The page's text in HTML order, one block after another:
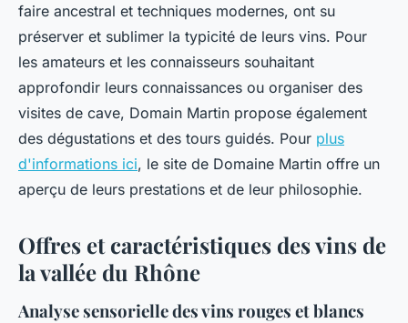
faire ancestral et techniques modernes, ont su
préserver et sublimer la typicité de leurs vins. Pour
les amateurs et les connaisseurs souhaitant
approfondir leurs connaissances ou organiser des
visites de cave, Domain Martin propose également
des dégustations et des tours guidés. Pour plus
d'informations ici, le site de Domaine Martin offre un
aperçu de leurs prestations et de leur philosophie.
Offres et caractéristiques des vins de
la vallée du Rhône
Analyse sensorielle des vins rouges et blancs